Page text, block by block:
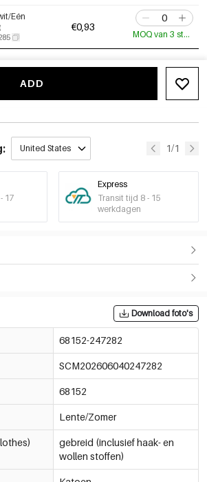
Eén
€0,93
MOQ van 3 stuks
ADD
United States 1/1
17
Express
Transit tijd 8 - 15
werkdagen
Download foto's
68152-247282
SCM202606040247282
68152
Lente/Zomer
gebreid (inclusief haak- en
wollen stoffen)